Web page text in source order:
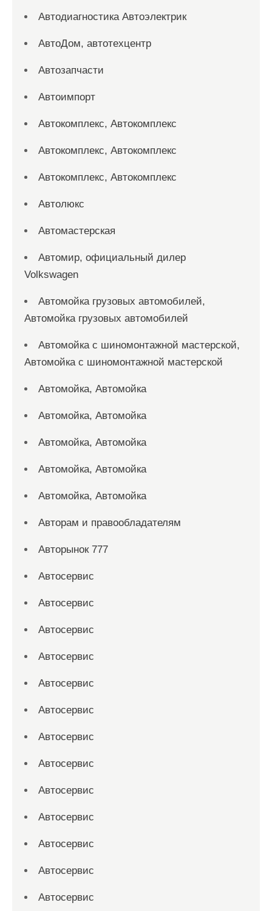
Автодиагностика Автоэлектрик
АвтоДом, автотехцентр
Автозапчасти
Автоимпорт
Автокомплекс, Автокомплекс
Автокомплекс, Автокомплекс
Автокомплекс, Автокомплекс
Автолюкс
Автомастерская
Автомир, официальный дилер
Volkswagen
Автомойка грузовых автомобилей,
Автомойка грузовых автомобилей
Автомойка с шиномонтажной мастерской,
Автомойка с шиномонтажной мастерской
Автомойка, Автомойка
Автомойка, Автомойка
Автомойка, Автомойка
Автомойка, Автомойка
Автомойка, Автомойка
Авторам и правообладателям
Авторынок 777
Автосервис
Автосервис
Автосервис
Автосервис
Автосервис
Автосервис
Автосервис
Автосервис
Автосервис
Автосервис
Автосервис
Автосервис
Автосервис